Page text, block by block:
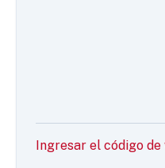
Ingresar el código de